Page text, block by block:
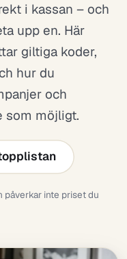
i kassan – och
upp en. Här
giltiga koder,
hur du
och
som möjligt.
påverkar inte priset du